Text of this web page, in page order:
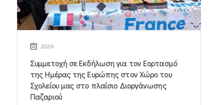
2026
Συμμετοχή σε Εκδήλωση για τον Εορτασμό
της Ημέρας της Ευρώπης στον Χώρο του
Σχολείου μας στο πλαίσιο Διοργάνωσης
Παζαριού